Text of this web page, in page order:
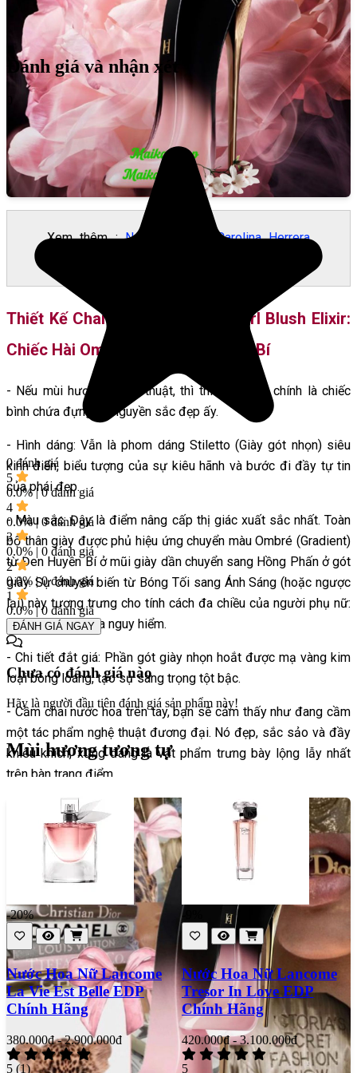
Xem thêm :Nước Hoa Nữ Carolina Herrera
Thiết Kế Chai Nước Hoa Good Girl Blush Elixir:
Chiếc Hài Ombré Đen Hồng Huyền Bí
- Nếu mùi hương là ma thuật, thì thiết kế chai chính là chiếc
bình chứa đựng lời nguyền sắc đẹp ấy.
- Hình dáng: Vẫn là phom dáng Stiletto (Giày gót nhọn) siêu
kinh điển, biểu tượng của sự kiêu hãnh và bước đi đầy tự tin
của phái đẹp.
- Màu sắc: Đây là điểm nâng cấp thị giác xuất sắc nhất. Toàn
bộ thân giày được phủ hiệu ứng chuyển màu Ombré (Gradient)
từ Đen Huyền Bí ở mũi giày dần chuyển sang Hồng Phấn ở gót
giày. Sự chuyển biến từ Bóng Tối sang Ánh Sáng (hoặc ngược
lại) này tượng trưng cho tính cách đa chiều của người phụ nữ:
Vừa ngây thơ, vừa nguy hiểm.
- Chi tiết đắt giá: Phần gót giày nhọn hoắt được mạ vàng kim
loại bóng loáng, tạo sự sang trọng tột bậc.
- Cầm chai nước hoa trên tay, bạn sẽ cảm thấy như đang cầm
một tác phẩm nghệ thuật đương đại. Nó đẹp, sắc sảo và đầy
khiêu khích, xứng đáng là vật phẩm trưng bày lộng lẫy nhất
trên bàn trang điểm.
Đánh giá và nhận xét
0 đánh giá
5
0.0% | 0 đánh giá
4
0.0% | 0 đánh giá
3
0.0% | 0 đánh giá
2
0.0% | 0 đánh giá
1
0.0% | 0 đánh giá
ĐÁNH GIÁ NGAY
Chưa có đánh giá nào
Hãy là người đầu tiên đánh giá sản phẩm này!
Mùi hương tương tự
-20%
Nước Hoa Nữ Lancome
La Vie Est Belle EDP
Chính Hãng
380.000đ - 2.900.000đ
5 (1)
-9%
Nước Hoa Nữ Lancome
Tresor In Love EDP
Chính Hãng
420.000đ - 3.100.000đ
5